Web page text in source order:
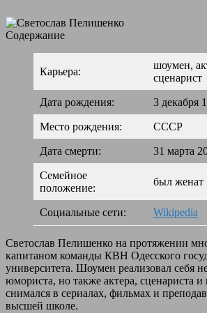
Содержание
Карьера:
шоумен,
сценарист
Дата рождения: 3 декабря
Место рождения: СССР
Дата смерти: 31 марта
Семейное
положение:
был женат
Социальные сети: Wikipedia
Светослав Пелишенко на протяжении
капитаном команды КВН Одесского
университета. Шоумен реализовал себя
юмориста, но также актера, сценариста
снимался в сериалах, фильмах и
высшей школе.